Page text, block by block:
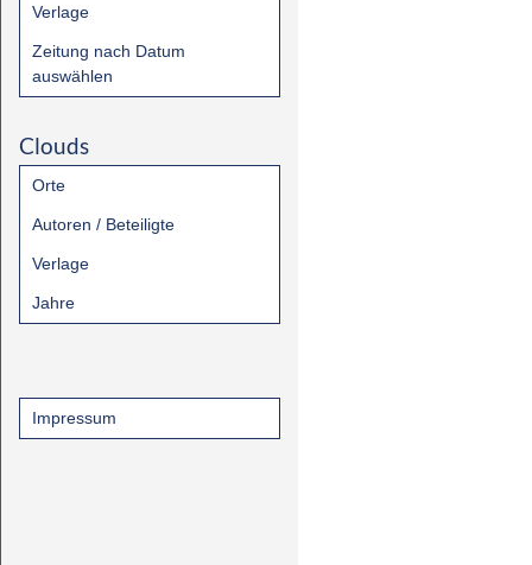
Verlage
Zeitung nach Datum
auswählen
Clouds
Orte
Autoren / Beteiligte
Verlage
Jahre
Impressum